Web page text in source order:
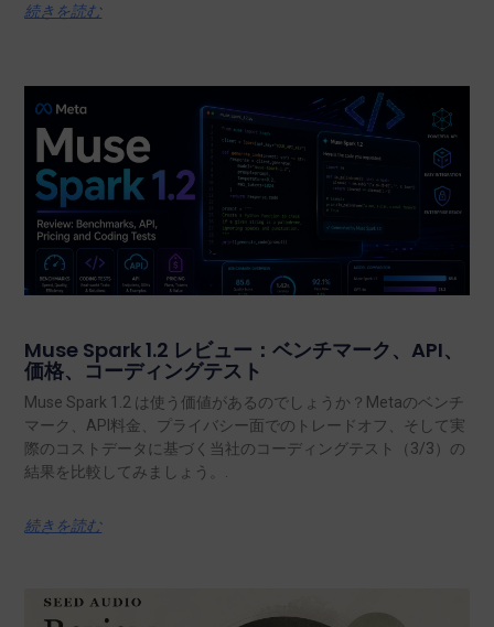
続きを読む
Muse Spark 1.2 レビュー：ベンチマーク、API、
価格、コーディングテスト
Muse Spark 1.2 は使う価値があるのでしょうか？Metaのベンチ
マーク、API料金、プライバシー面でのトレードオフ、そして実
際のコストデータに基づく当社のコーディングテスト（3/3）の
結果を比較してみましょう。.
続きを読む